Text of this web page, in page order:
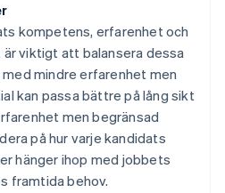
kompetens, erfarenhet och
viktigt att balansera dessa
mindre erfarenhet men
kan passa bättre på lång sikt
men begränsad
på hur varje kandidats
hänger ihop med jobbets
framtida behov.